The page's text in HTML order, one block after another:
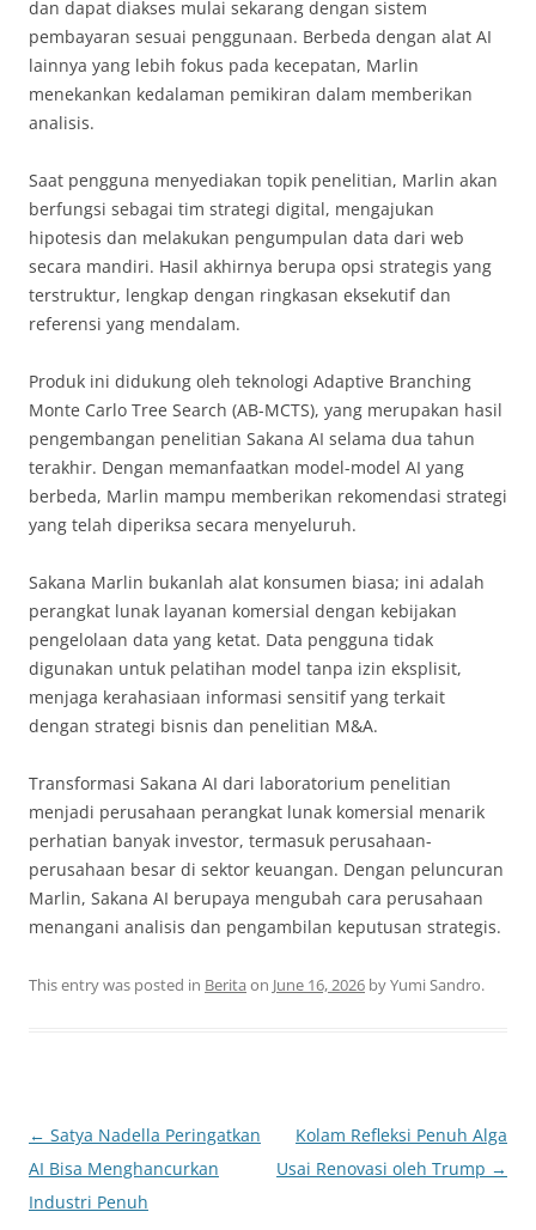
dan dapat diakses mulai sekarang dengan sistem
pembayaran sesuai penggunaan. Berbeda dengan alat AI
lainnya yang lebih fokus pada kecepatan, Marlin
menekankan kedalaman pemikiran dalam memberikan
analisis.
Saat pengguna menyediakan topik penelitian, Marlin akan
berfungsi sebagai tim strategi digital, mengajukan
hipotesis dan melakukan pengumpulan data dari web
secara mandiri. Hasil akhirnya berupa opsi strategis yang
terstruktur, lengkap dengan ringkasan eksekutif dan
referensi yang mendalam.
Produk ini didukung oleh teknologi Adaptive Branching
Monte Carlo Tree Search (AB-MCTS), yang merupakan hasil
pengembangan penelitian Sakana AI selama dua tahun
terakhir. Dengan memanfaatkan model-model AI yang
berbeda, Marlin mampu memberikan rekomendasi strategi
yang telah diperiksa secara menyeluruh.
Sakana Marlin bukanlah alat konsumen biasa; ini adalah
perangkat lunak layanan komersial dengan kebijakan
pengelolaan data yang ketat. Data pengguna tidak
digunakan untuk pelatihan model tanpa izin eksplisit,
menjaga kerahasiaan informasi sensitif yang terkait
dengan strategi bisnis dan penelitian M&A.
Transformasi Sakana AI dari laboratorium penelitian
menjadi perusahaan perangkat lunak komersial menarik
perhatian banyak investor, termasuk perusahaan-
perusahaan besar di sektor keuangan. Dengan peluncuran
Marlin, Sakana AI berupaya mengubah cara perusahaan
menangani analisis dan pengambilan keputusan strategis.
This entry was posted in Berita on June 16, 2026 byYumi Sandro.
Post
navigation
← Satya Nadella Peringatkan
AI Bisa Menghancurkan
Industri Penuh
Kolam Refleksi Penuh Alga
Usai Renovasi oleh Trump →